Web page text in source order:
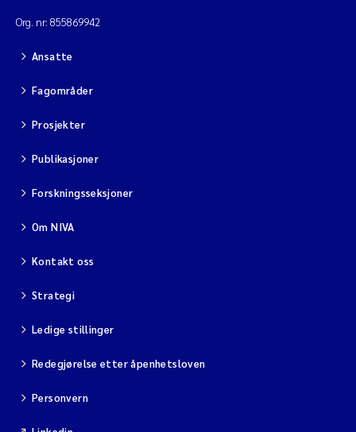
Org. nr: 855869942
Ansatte
Fagområder
Prosjekter
Publikasjoner
Forskningsseksjoner
Om NIVA
Kontakt oss
Strategi
Ledige stillinger
Redegjørelse etter åpenhetsloven
Personvern